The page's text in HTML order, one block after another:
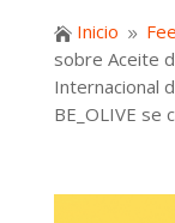
 Inicio 9
sobre Aceite
Internacional
BE_OLIVE se